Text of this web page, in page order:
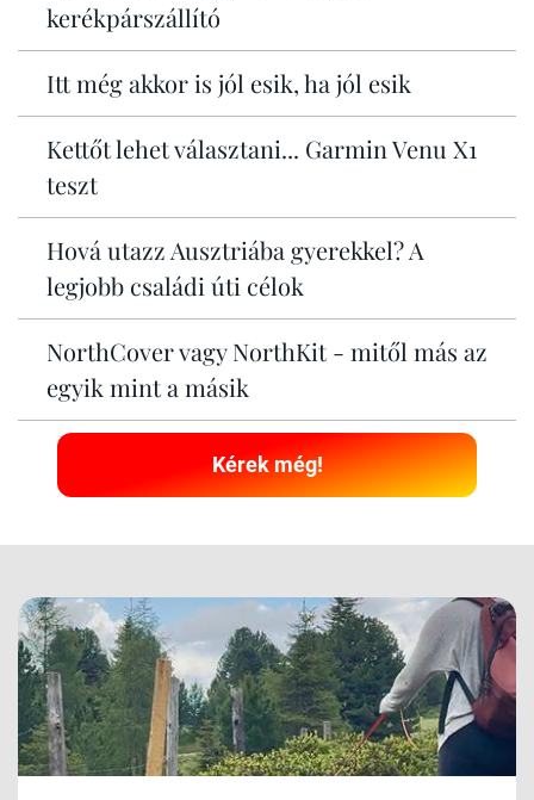
kerékpárszállító
Itt még akkor is jól esik, ha jól esik
Kettőt lehet választani... Garmin Venu X1
teszt
Hová utazz Ausztriába gyerekkel? A
legjobb családi úti célok
NorthCover vagy NorthKit - mitől más az
egyik mint a másik
Kérek még!